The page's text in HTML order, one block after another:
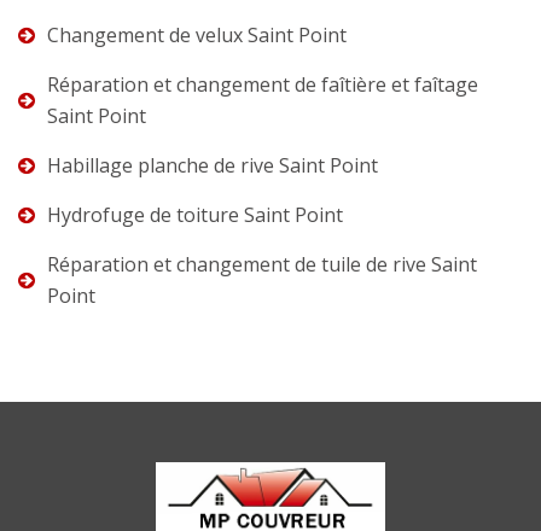
Changement de velux Saint Point
Réparation et changement de faîtière et faîtage
Saint Point
Habillage planche de rive Saint Point
Hydrofuge de toiture Saint Point
Réparation et changement de tuile de rive Saint
Point